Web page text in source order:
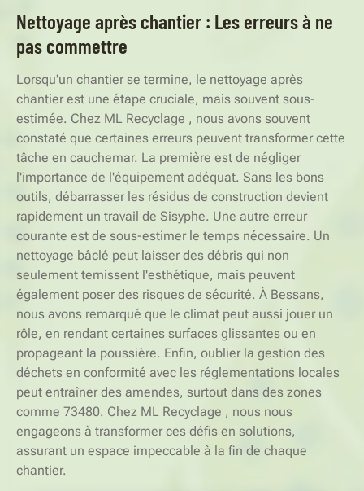
Nettoyage après chantier : Les erreurs à ne
pas commettre
Lorsqu'un chantier se termine, le nettoyage après
chantier est une étape cruciale, mais souvent sous-
estimée. Chez ML Recyclage , nous avons souvent
constaté que certaines erreurs peuvent transformer cette
tâche en cauchemar. La première est de négliger
l'importance de l'équipement adéquat. Sans les bons
outils, débarrasser les résidus de construction devient
rapidement un travail de Sisyphe. Une autre erreur
courante est de sous-estimer le temps nécessaire. Un
nettoyage bâclé peut laisser des débris qui non
seulement ternissent l'esthétique, mais peuvent
également poser des risques de sécurité. À Bessans,
nous avons remarqué que le climat peut aussi jouer un
rôle, en rendant certaines surfaces glissantes ou en
propageant la poussière. Enfin, oublier la gestion des
déchets en conformité avec les réglementations locales
peut entraîner des amendes, surtout dans des zones
comme 73480. Chez ML Recyclage , nous nous
engageons à transformer ces défis en solutions,
assurant un espace impeccable à la fin de chaque
chantier.